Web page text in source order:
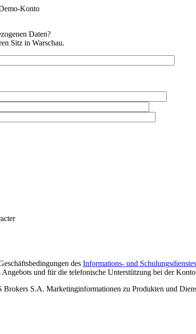
Konto
Daten?
Sitz in Warschau.
des Informations- und Schulungsdienstes
und für die telefonische Unterstützung bei der
S.A. Marketinginformationen zu Produkten und